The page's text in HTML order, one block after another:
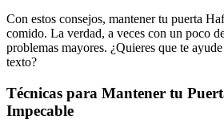
Con estos consejos, mantener tu puerta
comido. La verdad, a veces con un poco
problemas mayores. ¿Quieres que te
texto?
Técnicas para Mantener tu
Impecable